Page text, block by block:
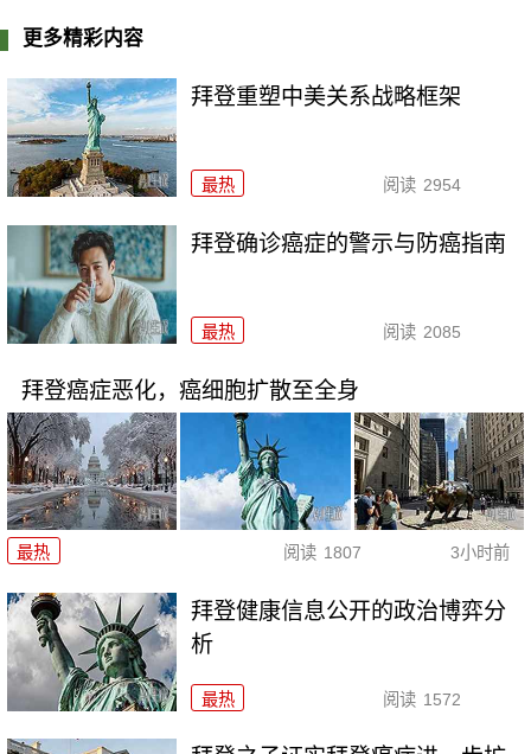
更多精彩内容
拜登重塑中美关系战略框架
最热 阅读 2954
拜登确诊癌症的警示与防癌指南
最热 阅读 2085
拜登癌症恶化，癌细胞扩散至全身
最热 阅读 1807 3小时前
拜登健康信息公开的政治博弈分
析
最热 阅读 1572